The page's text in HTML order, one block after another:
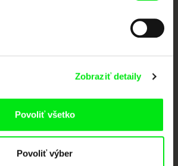
Zobraziť detaily
Povoliť všetko
Povoliť výber
vďaka tvorivej spolupráci siedmich významných
filmu združených pod Doc Alliance.